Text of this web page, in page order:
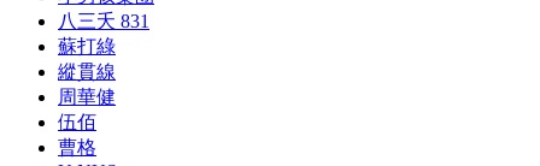
八三夭 831
蘇打綠
縱貫線
周華健
伍佰
曹格